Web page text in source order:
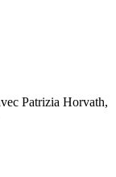
Patrizia Horvath,